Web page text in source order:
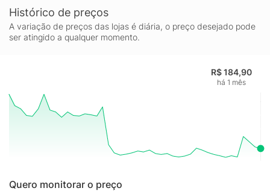
Histórico de preços
A variação de preços das lojas é diária, o preço desejado pode
ser atingido a qualquer momento.
R$ 184,90
há 1 mês
Quero monitorar o preço